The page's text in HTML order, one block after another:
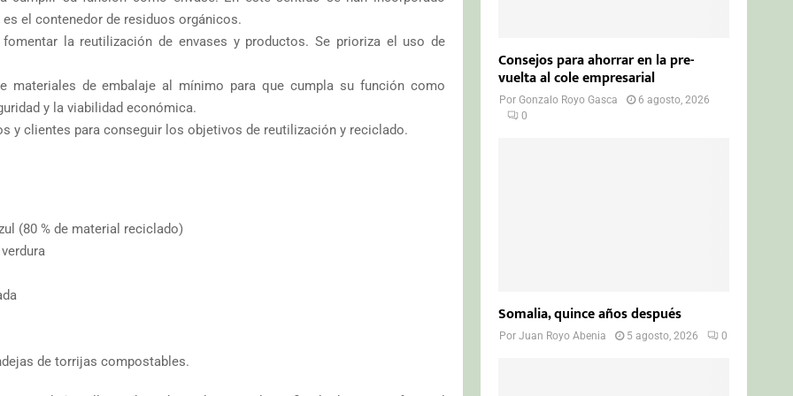
el contenedor de residuos orgánicos.
la reutilización de envases y productos. Se prioriza el uso de
materiales de embalaje al mínimo para que cumpla su función como
y la viabilidad económica.
y clientes para conseguir los objetivos de reutilización y reciclado.
(80 % de material reciclado)
de torrijas compostables.
Consejos para ahorrar en la pre-
vuelta al cole empresarial
PorGonzalo Royo Gasca
6 agosto, 2026
0
Somalia, quince años después
PorJuan Royo Abenia 5 agosto, 2026 0